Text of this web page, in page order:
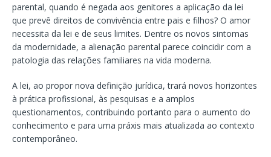
parental, quando é negada aos genitores a aplicação da lei
que prevê direitos de convivência entre pais e filhos? O amor
necessita da lei e de seus limites. Dentre os novos sintomas
da modernidade, a alienação parental parece coincidir com a
patologia das relações familiares na vida moderna.
A lei, ao propor nova definição jurídica, trará novos horizontes
à prática profissional, às pesquisas e a amplos
questionamentos, contribuindo portanto para o aumento do
conhecimento e para uma práxis mais atualizada ao contexto
contemporâneo.